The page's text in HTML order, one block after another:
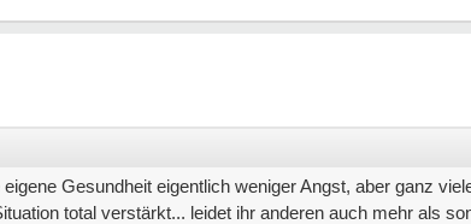
Gesundheit eigentlich weniger Angst, aber ganz
total verstärkt... leidet ihr anderen auch mehr als